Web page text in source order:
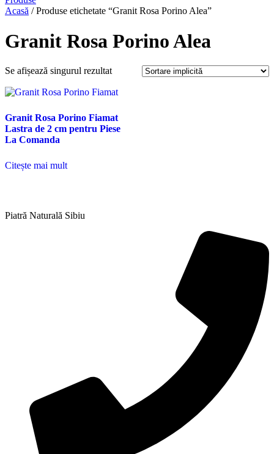
Acasă / Produse etichetate “Granit Rosa Porino Alea”
Granit Rosa Porino Alea
Se afișează singurul rezultat
Granit Rosa Porino Fiamat
Lastra de 2 cm pentru Piese
La Comanda
Citește mai mult
Piatră Naturală Sibiu